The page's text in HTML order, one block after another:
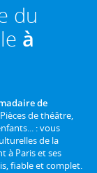
du
à
de
de théâtre,
: vous
de la
à Paris et ses
fiable et complet.